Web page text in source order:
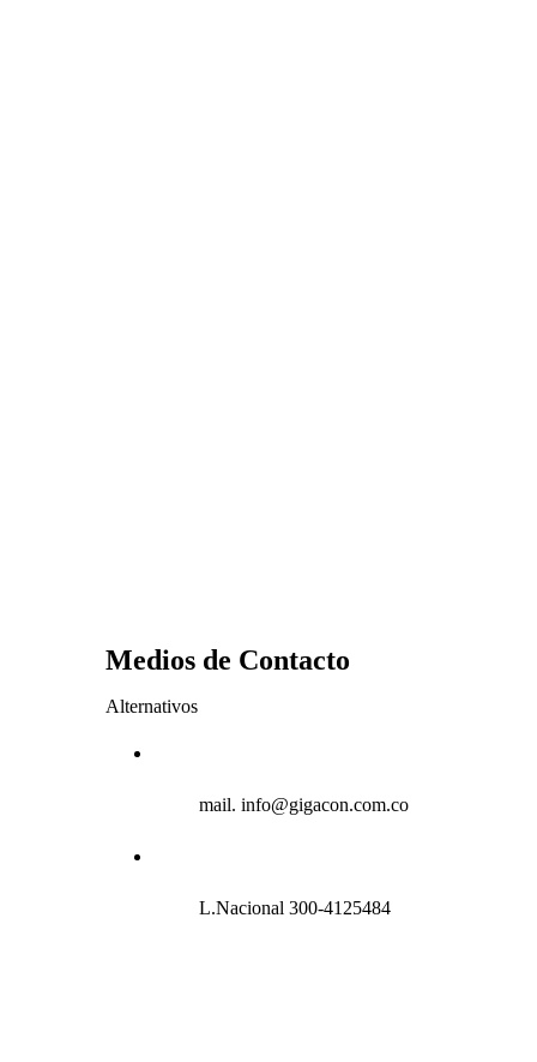
Medios de Contacto
Alternativos
mail. info@gigacon.com.co
L.Nacional 300-4125484